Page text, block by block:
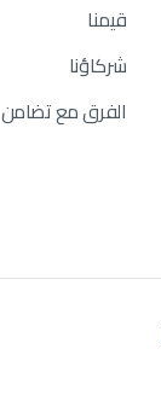
قيمنا
شركاؤنا
الفرق مع تضامن